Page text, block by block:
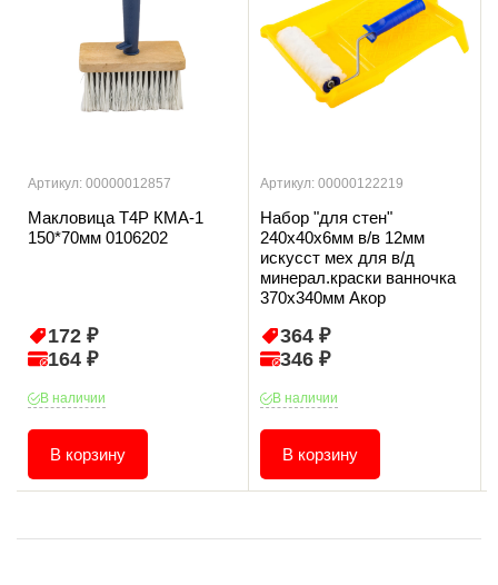
Артикул: 00000012857
Макловица T4P КМА-1
150*70мм 0106202
172 ₽
164 ₽
В наличии
В корзину
Артикул: 00000122219
Набор "для стен"
240х40х6мм в/в 12мм
искусст мех для в/д
минерал.краски ванночка
370х340мм Акор
364 ₽
346 ₽
В наличии
В корзину